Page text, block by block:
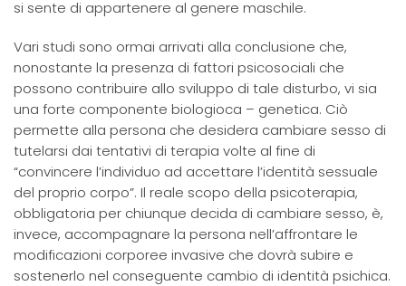
si sente di appartenere al genere maschile.
Vari studi sono ormai arrivati alla conclusione che,
nonostante la presenza di fattori psicosociali che
possono contribuire allo sviluppo di tale disturbo, vi sia
una forte componente biologioca – genetica. Ciò
permette alla persona che desidera cambiare sesso di
tutelarsi dai tentativi di terapia volte al fine di
“convincere l’individuo ad accettare l’identità sessuale
del proprio corpo”. Il reale scopo della psicoterapia,
obbligatoria per chiunque decida di cambiare sesso, è,
invece, accompagnare la persona nell’affrontare le
modificazioni corporee invasive che dovrà subire e
sostenerlo nel conseguente cambio di identità psichica.